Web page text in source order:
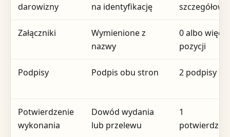
darowizny
na identyfikację
szczegółowy
Załączniki
Wymienione z
nazwy
0 albo więcej
pozycji
Podpisy Podpis obu stron 2 podpisy
Potwierdzenie
wykonania
Dowód wydania
lub przelewu
1